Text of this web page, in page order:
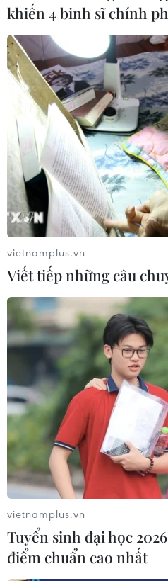
03/12/2020 03:36
Trong nhiều năm qua, các
tâm Phục hồi chức năng
hết sức mình để chăm sóc,
cho trẻ em khuyết tật.
60 năm thảm họa da
Chung tay xoa dịu nỗi
09/08/2021 23:51
Theo thống kê chưa đầy đủ,
75.000 nạn nhân thuộc thế
thuộc thế hệ thứ 3; ở một số
độc da cam đã di nhiễm
khiến 4 binh sĩ chính
vietnamplus.vn
Viết tiếp những câu
vietnamplus.vn
Tuyển sinh đại học
điểm chuẩn cao nhất